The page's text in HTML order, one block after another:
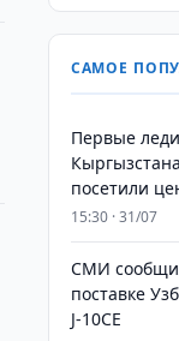
САМОЕ
Первые
посетили
15:30 · 31/07
СМИ
поставке
J-10CE